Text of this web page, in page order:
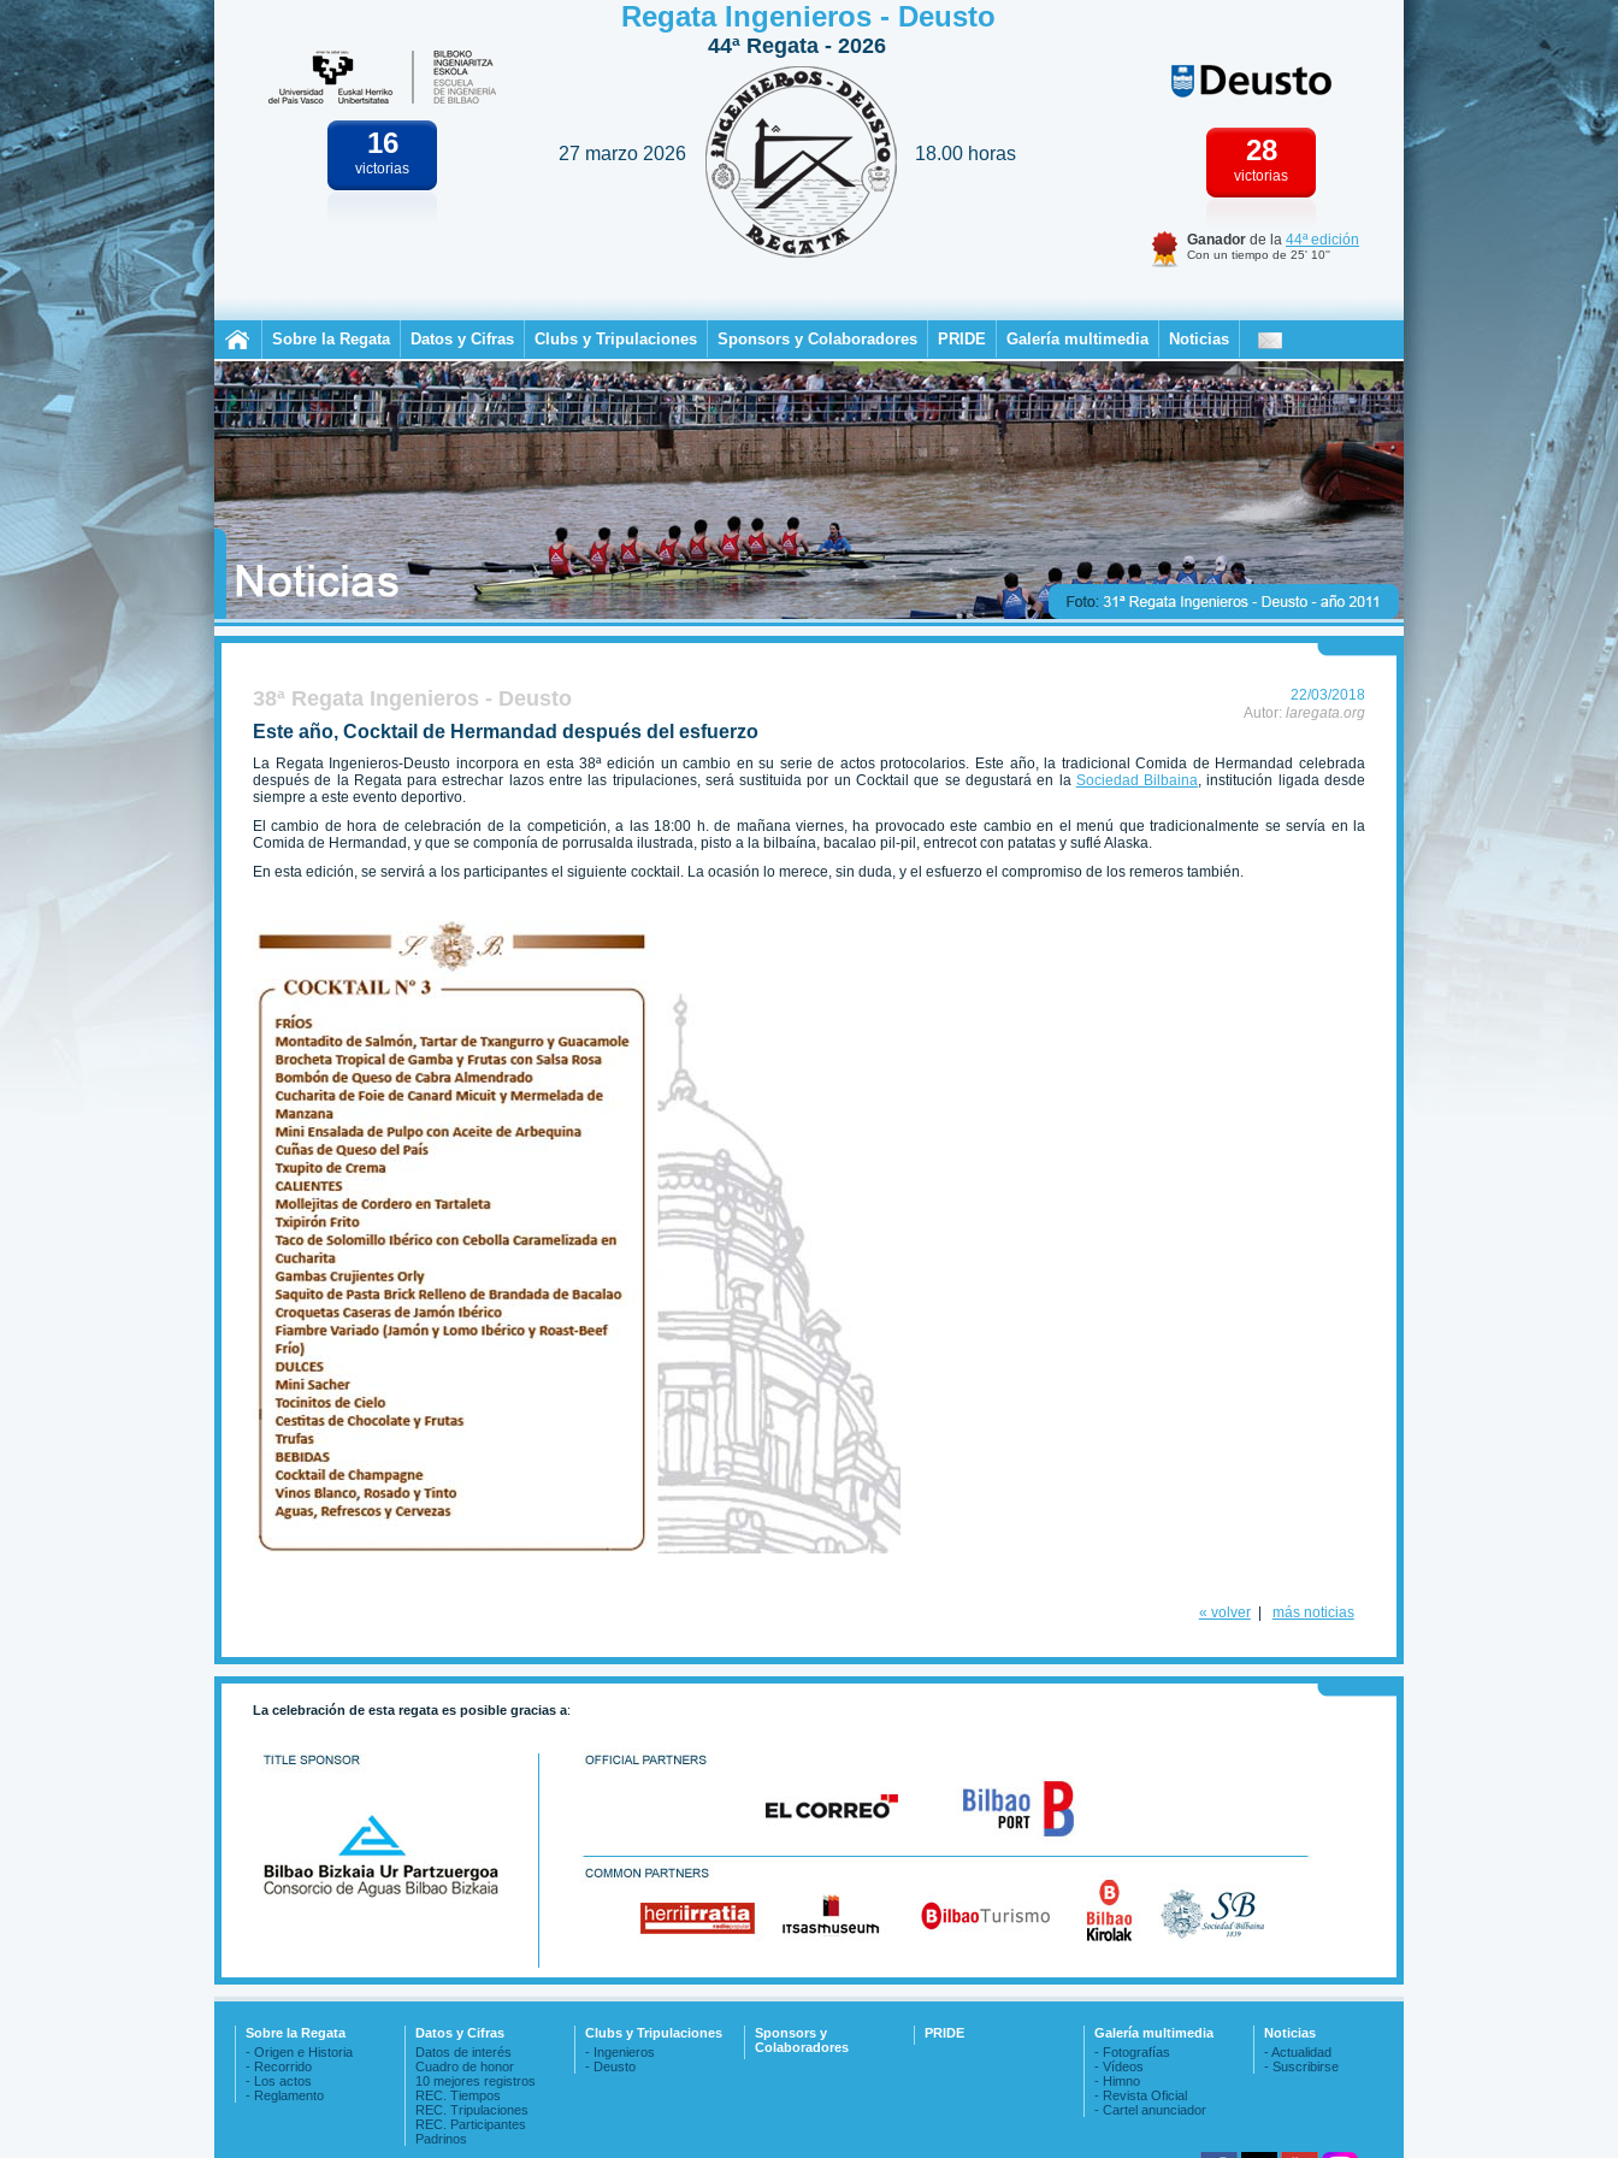
16
victorias
Regata Ingenieros - Deusto
44ª Regata - 2026
27 marzo 2026 18.00 horas 28
victorias
Ganador de la 44ª edición
Con un tiempo de 25' 10''
Sobre la Regata Datos y Cifras Clubs y Tripulaciones Sponsors y Colaboradores PRIDE Galería multimedia Noticias
38ª Regata Ingenieros - Deusto
22/03/2018
Autor: laregata.org
Este año, Cocktail de Hermandad después del esfuerzo
La Regata Ingenieros-Deusto incorpora en esta 38ª edición un cambio en su serie de actos protocolarios. Este año, la tradicional Comida de Hermandad celebrada
después de la Regata para estrechar lazos entre las tripulaciones, será sustituida por un Cocktail que se degustará en la Sociedad Bilbaina, institución ligada desde
siempre a este evento deportivo.
El cambio de hora de celebración de la competición, a las 18:00 h. de mañana viernes, ha provocado este cambio en el menú que tradicionalmente se servía en la
Comida de Hermandad, y que se componía de porrusalda ilustrada, pisto a la bilbaína, bacalao pil-pil, entrecot con patatas y suflé Alaska.
En esta edición, se servirá a los participantes el siguiente cocktail. La ocasión lo merece, sin duda, y el esfuerzo el compromiso de los remeros también.
« volver| más noticias
La celebración de esta regata es posible gracias a:
Sobre la Regata
- Origen e Historia
- Recorrido
- Los actos
- Reglamento
Datos y Cifras
Datos de interés
Cuadro de honor
10 mejores registros
REC. Tiempos
REC. Tripulaciones
REC. Participantes
Padrinos
Clubs y Tripulaciones
- Ingenieros
- Deusto
Sponsors y
Colaboradores
PRIDE
Galería multimedia
- Fotografías
- Vídeos
- Himno
- Revista Oficial
- Cartel anunciador
Noticias
- Actualidad
- Suscribirse